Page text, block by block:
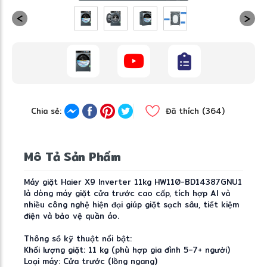
Chia sẻ: Đã thích (364)
Mô Tả Sản Phẩm
Máy giặt Haier X9 Inverter 11kg HW110-BD14387GNU1
là dòng máy giặt cửa trước cao cấp, tích hợp AI và
nhiều công nghệ hiện đại giúp giặt sạch sâu, tiết kiệm
điện và bảo vệ quần áo.
Thông số kỹ thuật nổi bật:
Khối lượng giặt: 11 kg (phù hợp gia đình 5–7+ người)
Loại máy: Cửa trước (lồng ngang)